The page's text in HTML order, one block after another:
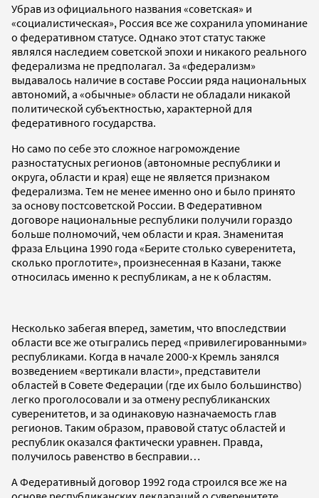
Убрав из официального названия «советская» и
«социалистическая», Россия все же сохранила упоминание
о федеративном статусе. Однако этот статус также
являлся наследием советской эпохи и никакого реального
федерализма не предполагал. За «федерализм»
выдавалось наличие в составе России ряда национальных
автономий, а «обычные» области не обладали никакой
политической субъектностью, характерной для
федеративного государства.
Но само по себе это сложное нагромождение
разностатусных регионов (автономные республики и
округа, области и края) еще не является признаком
федерализма. Тем не менее именно оно и было принято
за основу постсоветской России. В Федеративном
договоре национальные республики получили гораздо
больше полномочий, чем области и края. Знаменитая
фраза Ельцина 1990 года «Берите столько суверенитета,
сколько проглотите», произнесенная в Казани, также
относилась именно к республикам, а не к областям.
Несколько забегая вперед, заметим, что впоследствии
области все же отыгрались перед «привилегированными»
республиками. Когда в начале 2000-х Кремль занялся
возведением «вертикали власти», представители
областей в Совете Федерации (где их было большинство)
легко проголосовали и за отмену республиканских
суверенитетов, и за одинаковую назначаемость глав
регионов. Таким образом, правовой статус областей и
республик оказался фактически уравнен. Правда,
получилось равенство в бесправии…
А Федеративный договор 1992 года строился все же на